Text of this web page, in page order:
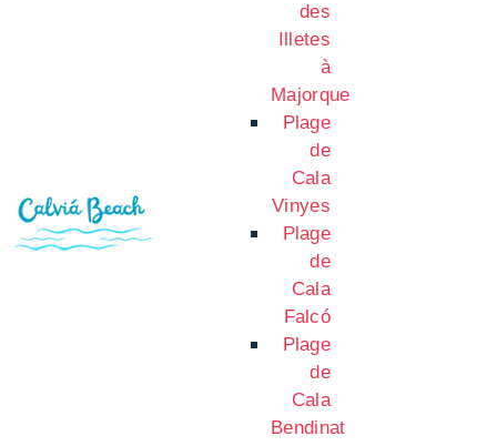
des
Illetes
à
Majorque
Plage
de
Cala
Vinyes
Plage
de
Cala
Falcó
Plage
de
Cala
Bendinat